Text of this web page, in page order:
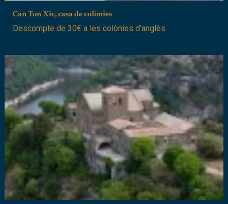
Can Ton Xic, casa de colònies
Descompte de 30€ a les colònies d'anglès